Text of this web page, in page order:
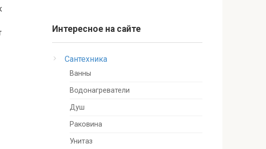
Интересное на сайте
Сантехника
Ванны
Водонагреватели
Душ
Раковина
Унитаз